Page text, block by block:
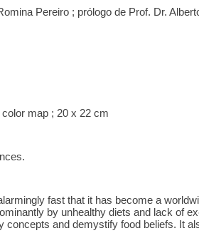
Pereiro ; prólogo de Prof. Dr.
map ; 20 x 22 cm
fast that it has become a
by unhealthy diets and lack of
concepts and demystify food beliefs. It